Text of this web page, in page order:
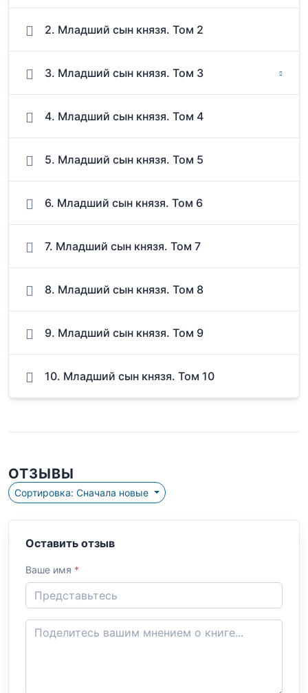
2. Младший сын князя. Том 2
3. Младший сын князя. Том 3
4. Младший сын князя. Том 4
5. Младший сын князя. Том 5
6. Младший сын князя. Том 6
7. Младший сын князя. Том 7
8. Младший сын князя. Том 8
9. Младший сын князя. Том 9
10. Младший сын князя. Том 10
ОТЗЫВЫ
Сортировка: Сначала новые
Оставить отзыв
Ваше имя *